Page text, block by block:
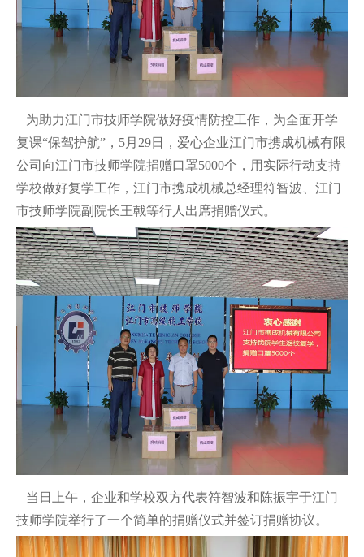
为助力江门市技师学院做好疫情防控工作，为全面开学
复课“保驾护航”，5月29日，爱心企业江门市携成机械有限
公司向江门市技师学院捐赠口罩5000个，用实际行动支持
学校做好复学工作，江门市携成机械总经理符智波、江门
市技师学院副院长王戟等行人出席捐赠仪式。
当日上午，企业和学校双方代表符智波和陈振宇于江门
技师学院举行了一个简单的捐赠仪式并签订捐赠协议。